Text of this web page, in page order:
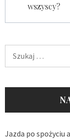
wszyscy?
Jazda po spożyciu